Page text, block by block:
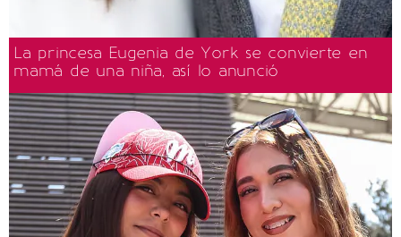
La princesa Eugenia de York se convierte en
mamá de una niña, así lo anunció